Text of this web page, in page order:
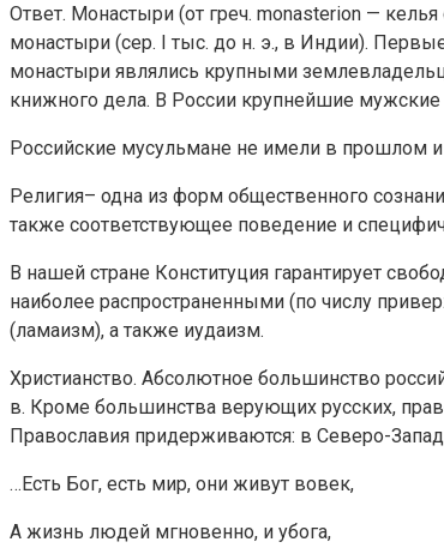
Ответ. Монастыри (от греч. monasterion —
монастыри (сер. I тыс. до н. э., в Индии).
монастыри являлись крупными
книжного дела. В России крупнейшие
Российские мусульмане не имели в прошлом
Религия– одна из форм общественного
также соответствующее поведение и
В нашей стране Конституция гарантирует
наиболее распространенными (по числу
(ламаизм), а также иудаизм.
Христианство. Абсолютное большинство
в. Кроме большинства верующих русских,
Православия придерживаются: в Северо-
…Есть Бог, есть мир, они живут вовек,
А жизнь людей мгновенно, и убога,